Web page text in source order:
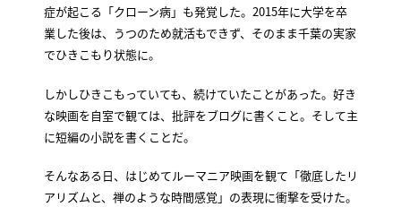
症が起こる「クローン病」も発覚した。2015年に大学を卒
業した後は、うつのため就活もできず、そのまま千葉の実家
でひきこもり状態に。
しかしひきこもっていても、続けていたことがあった。好き
な映画を自室で観ては、批評をブログに書くこと。そして主
に短編の小説を書くことだ。
そんなある日、はじめてルーマニア映画を観て「徹底したリ
アリズムと、禅のような時間感覚」の表現に衝撃を受けた。